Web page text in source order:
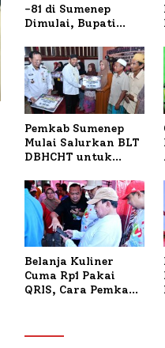
-81 di Sumenep
Dimulai, Bupati
Doa untuk Korban
Kapal Terbakar
Pemkab Sumenep
Mulai Salurkan BLT
DBHCHT untuk
Tani Tembakau
Belanja Kuliner
Cuma Rp1 Pakai
QRIS, Cara Pemkab